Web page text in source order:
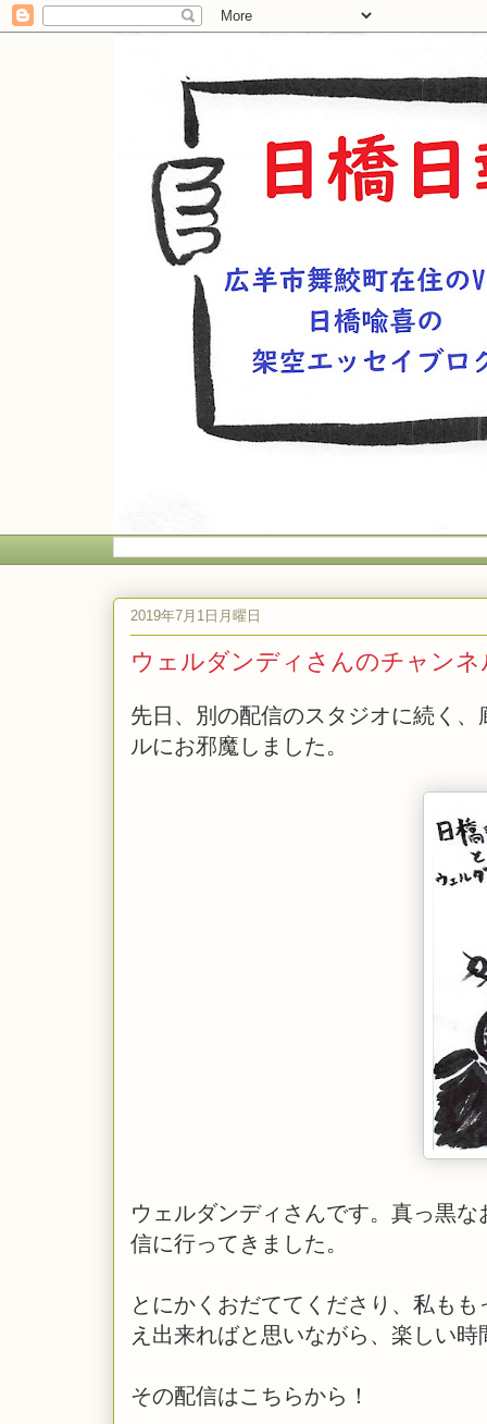
2019年7月1日月曜日
ウェルダンディさんのチャン
先日、別の配信のスタジオに続く
ルにお邪魔しました。
ウェルダンディさんです。真っ黒
信に行ってきました。
とにかくおだててくださり、私も
え出来ればと思いながら、楽しい
その配信はこちらから！